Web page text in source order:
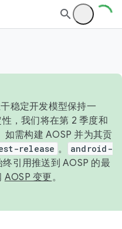
稳定开发模型保持一
，我们将在第 2 季度和
如需构建 AOSP 并为其贡
release 。
android-
引用推送到 AOSP 的最
AOSP 变更。